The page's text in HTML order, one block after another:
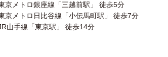
京メトロ銀座線「三越前駅」 徒歩5分
京メトロ日比谷線「小伝馬町駅」 徒歩7分
山手線「東京駅」 徒歩14分